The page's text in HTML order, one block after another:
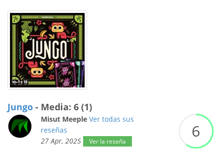
Jungo - Media: 6 (1)
Misut Meeple Ver todas sus
reseñas
27 Apr, 2025
Ver la reseña
6